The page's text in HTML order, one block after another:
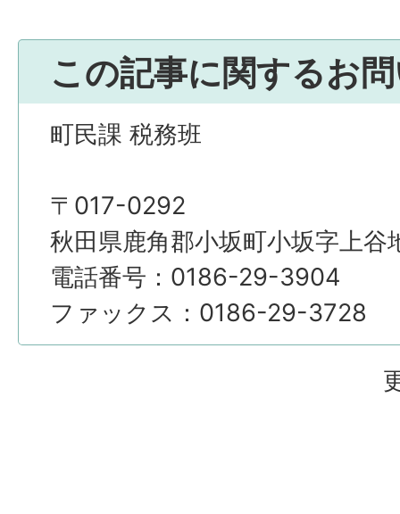
この記事に関するお
町民課 税務班
〒017-0292
秋田県鹿角郡小坂町小坂字上谷
電話番号：0186-29-3904
ファックス：0186-29-3728